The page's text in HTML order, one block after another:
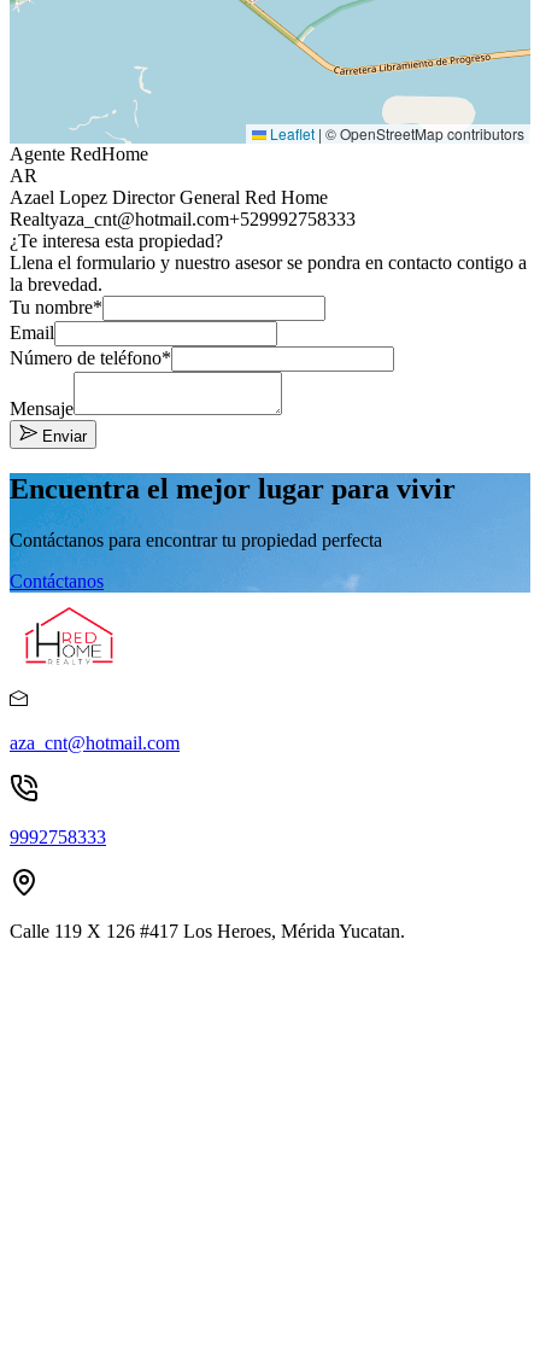
Leaflet | © OpenStreetMap contributors
Agente RedHome
AR
Azael Lopez Director General Red Home
Realtyaza_cnt@hotmail.com+529992758333
¿Te interesa esta propiedad?
Llena el formulario y nuestro asesor se pondra en contacto contigo a
la brevedad.
Tu nombre*
Email
Número de teléfono*
Mensaje
Enviar
Encuentra el mejor lugar para vivir
Contáctanos para encontrar tu propiedad perfecta
Contáctanos
aza_cnt@hotmail.com
9992758333
Calle 119 X 126 #417 Los Heroes, Mérida Yucatan.